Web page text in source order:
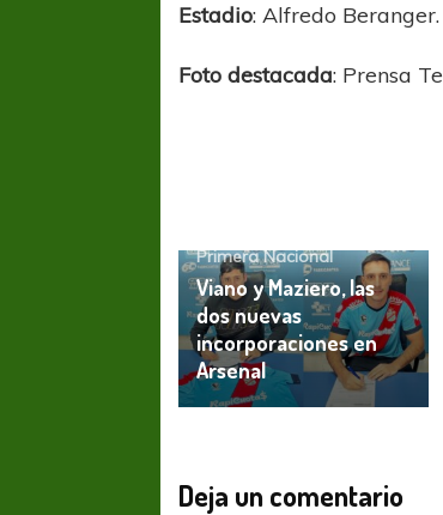
Estadio: Alfredo Beranger.
Foto destacada: Prensa
Primera Nacional
Viano y Maziero, las
dos nuevas
incorporaciones en
Arsenal
Deja un comentario